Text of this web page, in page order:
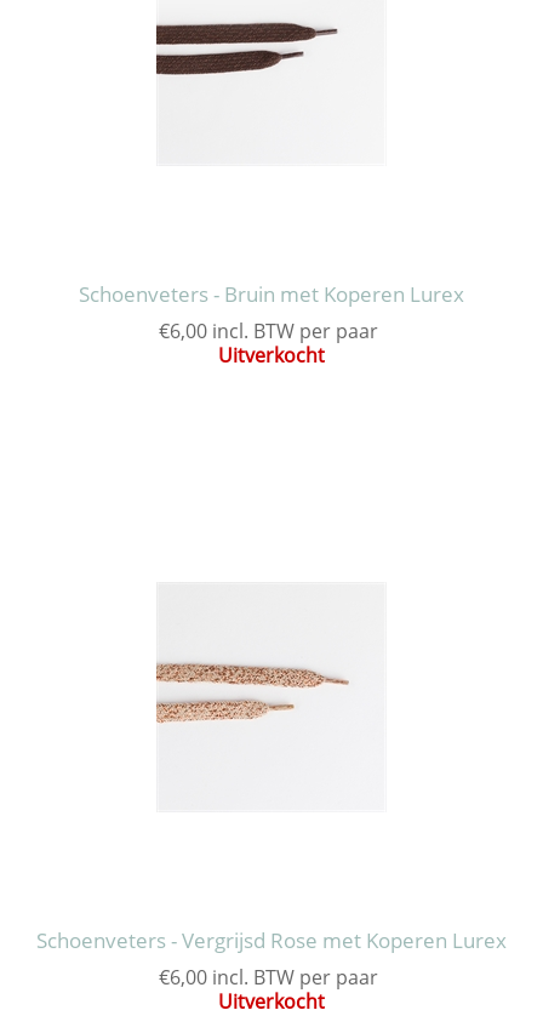
Schoenveters - Bruin met Koperen Lurex
€6,00 incl. BTW per paar
Uitverkocht
Schoenveters - Vergrijsd Rose met Koperen Lurex
€6,00 incl. BTW per paar
Uitverkocht